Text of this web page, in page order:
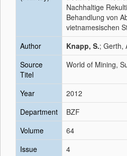
Nachhaltige
Behandlung von
vietnamesischen
Author
Knapp, S.; Gerth,
Source
Titel
World of Mining,
Year
2012
Department
BZF
Volume
64
Issue
4